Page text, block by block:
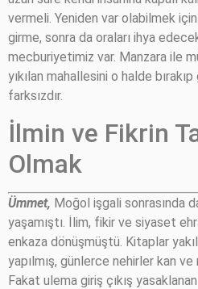
vermeli. Yeniden var olabilmek
girme, sonra da oraları ihya
mecburiyetimiz var. Manzara ile
yıkılan mahallesini o halde
farksızdır.
İlmin ve Fikrin
Olmak
Ümmet, Moğol işgali sonrasında
yaşamıştı. İlim, fikir ve siyaset
enkaza dönüşmüştü. Kitaplar
yapılmış, günlerce nehirler kan ve
Fakat ulema giriş çıkış